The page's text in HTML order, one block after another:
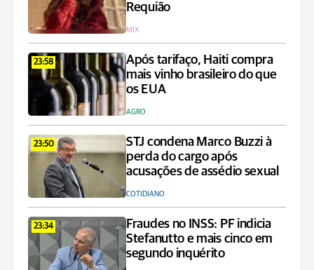
Requião
MIX
23:58
Após tarifaço, Haiti compra
mais vinho brasileiro do que
os EUA
AGRO
23:50
STJ condena Marco Buzzi à
perda do cargo após
acusações de assédio sexual
COTIDIANO
23:34
Fraudes no INSS: PF indicia
Stefanutto e mais cinco em
segundo inquérito